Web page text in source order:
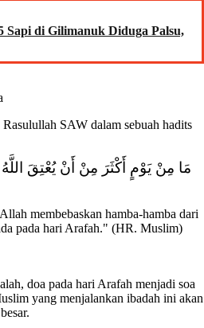
Sapi di Gilimanuk Diduga Palsu,
SAW dalam sebuah hadits
مَا مِنْ يَوْمٍ أَكْثَرَ مِنْ أَنْ يُعْتِقَ
membebaskan hamba-hamba dari
pada hari Arafah." (HR. Muslim)
doa pada hari Arafah menjadi soa
yang menjalankan ibadah ini akan